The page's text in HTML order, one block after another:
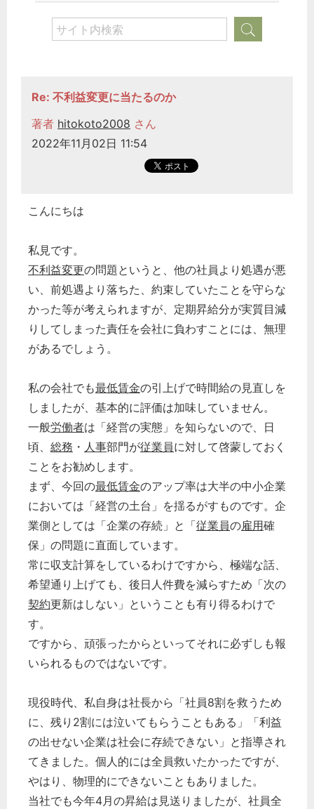
Re: 不利益変更に当たるのか
著者 hitokoto2008 さん
2022年11月02日 11:54
こんにちは
私見です。
不利益変更の問題というと、他の社員より処遇が悪
い、前処遇より落ちた、約束していたことを守らな
かった等が考えられますが、定期昇給分が実質目減
りしてしまった責任を会社に負わすことには、無理
があるでしょう。
私の会社でも最低賃金の引上げで時間給の見直しを
しましたが、基本的に評価は加味していません。
一般労働者は「経営の実態」を知らないので、日
頃、 総務 ・ 人事部門が従業員に対して啓蒙しておく
ことをお勧めします。
まず、今回の最低賃金のアップ率は大半の中小企業
においては「経営の土台」を揺るがすものです。企
業側としては「企業の存続」と「従業員の雇用確
保」の問題に直面しています。
常に収支計算をしているわけですから、極端な話、
希望通り上げても、後日人件費を減らすため「次の
契約更新はしない」ということも有り得るわけで
す。
ですから、頑張ったからといってそれに必ずしも報
いられるものではないです。
現役時代、私自身は社長から「社員8割を救うため
に、残り2割には泣いてもらうこともある」「利益
の出せない企業は社会に存続できない」と指導され
てきました。個人的には全員救いたかったですが、
やはり、物理的にできないこともありました。
当社でも今年4月の昇給は見送りましたが、社員全